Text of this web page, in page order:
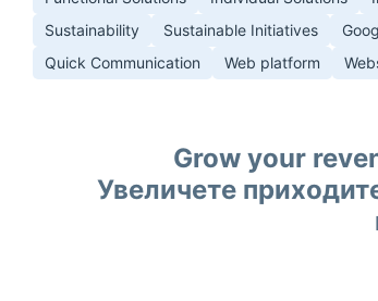
Sustainability
Sustainable Initiatives
Quick Communication
Web platform
Grow your
Увеличете